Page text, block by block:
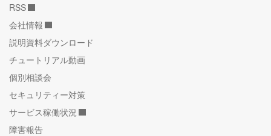
RSS
会社情報
説明資料ダウンロード
チュートリアル動画
個別相談会
セキュリティー対策
サービス稼働状況
障害報告